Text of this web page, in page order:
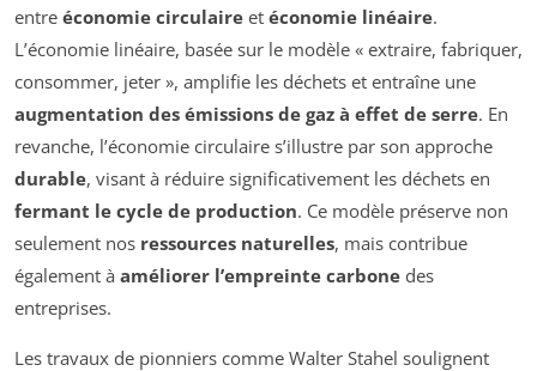
entre économie circulaire et économie linéaire.
L’économie linéaire, basée sur le modèle « extraire, fabriquer,
consommer, jeter », amplifie les déchets et entraîne une
augmentation des émissions de gaz à effet de serre. En
revanche, l’économie circulaire s’illustre par son approche
durable, visant à réduire significativement les déchets en
fermant le cycle de production. Ce modèle préserve non
seulement nos ressources naturelles, mais contribue
également à améliorer l’empreinte carbone des
entreprises.
Les travaux de pionniers comme Walter Stahel soulignent